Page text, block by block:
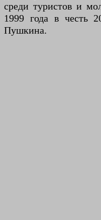
среди туристов и
1999 года в честь
Пушкина.